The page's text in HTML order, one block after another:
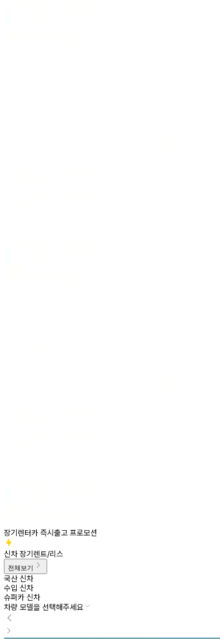
장기렌터카 즉시출고 프로모션
신차 장기렌트/리스
전체보기
국산 신차
수입 신차
슈퍼카 신차
차량 모델을 선택해주세요